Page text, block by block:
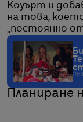
Коуърт и
на това,
„постоянно
Планиране